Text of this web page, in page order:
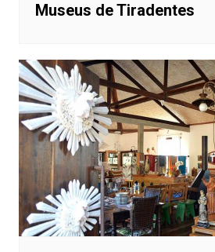
Museus de Tiradentes